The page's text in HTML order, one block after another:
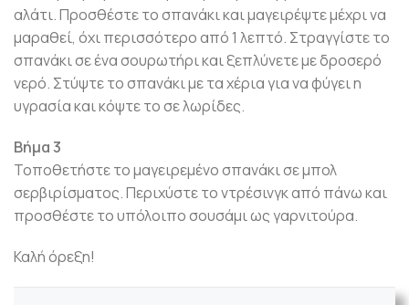
αλάτι. Προσθέστε το σπανάκι και μαγειρέψτε μέχρι να
μαραθεί, όχι περισσότερο από 1 λεπτό. Στραγγίστε το
σπανάκι σε ένα σουρωτήρι και ξεπλύνετε με δροσερό
νερό. Στύψτε το σπανάκι με τα χέρια για να φύγει η
υγρασία και κόψτε το σε λωρίδες.
Βήμα 3
Τοποθετήστε το μαγειρεμένο σπανάκι σε μπολ
σερβιρίσματος. Περιχύστε το ντρέσινγκ από πάνω και
προσθέστε το υπόλοιπο σουσάμι ως γαρνιτούρα.
Καλή όρεξη!